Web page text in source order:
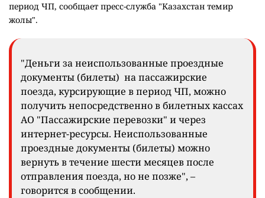
период ЧП, сообщает пресс-служба "Казахстан темир
жолы".
"Деньги за неиспользованные проездные
документы (билеты) на пассажирские
поезда, курсирующие в период ЧП, можно
получить непосредственно в билетных кассах
АО "Пассажирские перевозки" и через
интернет-ресурсы. Неиспользованные
проездные документы (билеты) можно
вернуть в течение шести месяцев после
отправления поезда, но не позже", –
говорится в сообщении.